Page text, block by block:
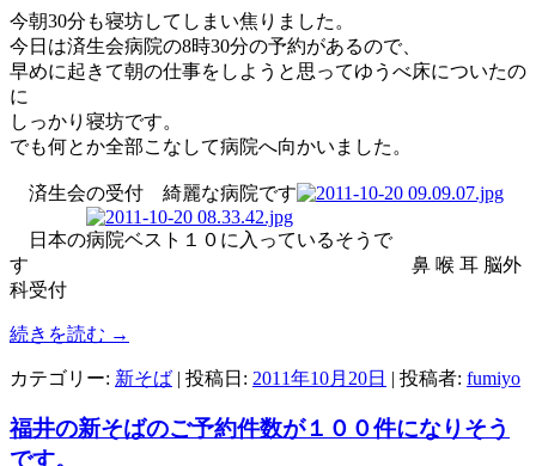
今朝30分も寝坊してしまい焦りました。
今日は済生会病院の8時30分の予約があるので、
早めに起きて朝の仕事をしようと思ってゆうべ床についたの
に
しっかり寝坊です。
でも何とか全部こなして病院へ向かいました。
済生会の受付 綺麗な病院です
日本の病院ベスト１０に入っているそうで
す 鼻 喉 耳 脳外
科受付
続きを読む →
カテゴリー: 新そば | 投稿日: 2011年10月20日 | 投稿者: fumiyo
福井の新そばのご予約件数が１００件になりそう
です。